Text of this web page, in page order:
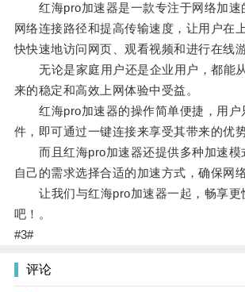
红海pro加速器是一款专注于网络加速
网络连接路径和提高传输速度，让用户在
快快速地访问网页、观看视频和进行在线游
无论是家庭用户还是企业用户，都能
来的稳定和高效上网体验中受益。
红海pro加速器的操作简单便捷，用户
件，即可通过一键连接来享受其带来的优势
而且红海pro加速器还提供多种加速模
自己的需求选择合适的加速方式，确保网
让我们与红海pro加速器一起，畅享更
吧！。
#3#
评论